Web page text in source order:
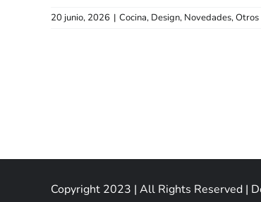
20 junio, 2026 | Cocina, Design, Novedades,Otros
Copyright 2023 | All Rights Reserved |